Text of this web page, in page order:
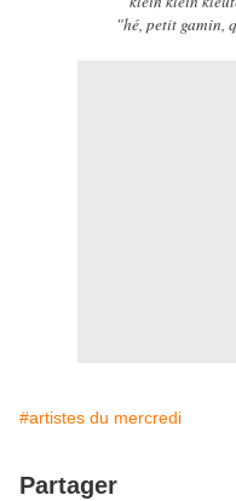
"hé, petit gamin,
#artistes du mercredi
Partager